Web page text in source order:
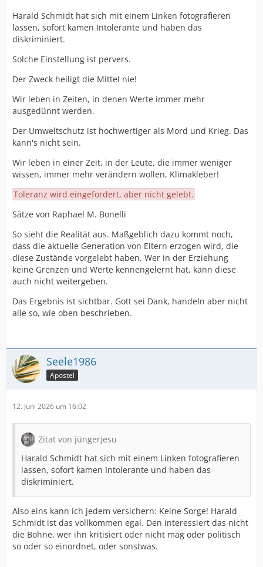
Harald Schmidt hat sich mit einem Linken fotografieren
lassen, sofort kamen Intolerante und haben das
diskriminiert.
Solche Einstellung ist pervers.
Der Zweck heiligt die Mittel nie!
Wir leben in Zeiten, in denen Werte immer mehr
ausgedünnt werden.
Der Umweltschutz ist hochwertiger als Mord und Krieg. Das
kann's nicht sein.
Wir leben in einer Zeit, in der Leute, die immer weniger
wissen, immer mehr verändern wollen, Klimakleber!
Toleranz wird eingefordert, aber nicht gelebt.
Sätze von Raphael M. Bonelli
So sieht die Realität aus. Maßgeblich dazu kommt noch,
dass die aktuelle Generation von Eltern erzogen wird, die
diese Zustände vorgelebt haben. Wer in der Erziehung
keine Grenzen und Werte kennengelernt hat, kann diese
auch nicht weitergeben.
Das Ergebnis ist sichtbar. Gott sei Dank, handeln aber nicht
alle so, wie oben beschrieben.
Seele1986
Apostel
12. Juni 2026 um 16:02
Zitat von jüngerjesu
Harald Schmidt hat sich mit einem Linken fotografieren
lassen, sofort kamen Intolerante und haben das
diskriminiert.
Also eins kann ich jedem versichern: Keine Sorge! Harald
Schmidt ist das vollkommen egal. Den interessiert das nicht
die Bohne, wer ihn kritisiert oder nicht mag oder politisch
so oder so einordnet, oder sonstwas.